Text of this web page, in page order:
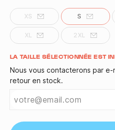
XS S
XL 2XL
Quantité
LA TAILLE SÉLECTIONNÉE EST
Nous vous contacterons par
retour en stock.